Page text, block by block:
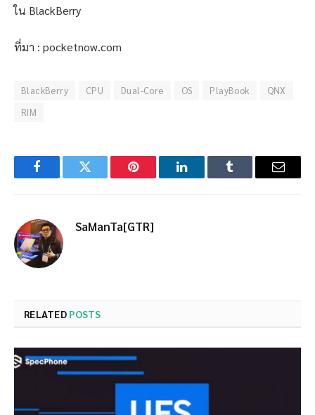
ใน BlackBerry
ที่มา : pocketnow.com
BlackBerry CPU Dual-Core OS PlayBook
QNX
RIM
FacebookTwitter Pinterest LinkedInTumblr Email
SaManTa[GTR]
RELATED POSTS